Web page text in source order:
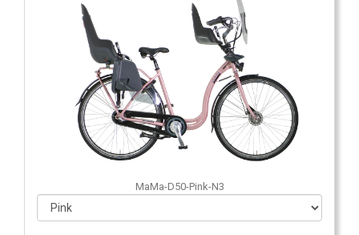
MaMa-D50-Pink-N3